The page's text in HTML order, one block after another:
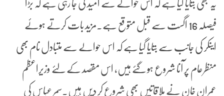
یہ بھی بتایا گیا ہے کہ اس حوالے سے امید کی جا رہی ہے کہ بڑا
فیصلہ 16 اگست سے قبل متوقع ہے۔مزید بات کرتے ہوئے
اینکر کی جانب سے بتایا گیا ہے کہ اس حوالے سے متبادل نام بھی
منظرعام پر آنا شروع ہو گئے ہیں، اس مقصد کے لئے وزیراعظم
عمران خان نے ملاقاتیں بھی شروع کر دیں ہیں۔سمر عباس کی